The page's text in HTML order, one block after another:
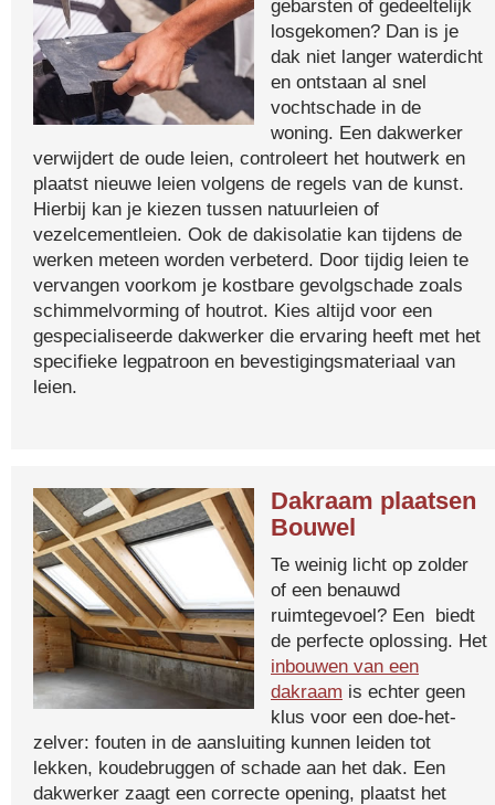
gebarsten of gedeeltelijk
losgekomen? Dan is je
dak niet langer waterdicht
en ontstaan al snel
vochtschade in de
woning. Een dakwerker
verwijdert de oude leien, controleert het houtwerk en
plaatst nieuwe leien volgens de regels van de kunst.
Hierbij kan je kiezen tussen natuurleien of
vezelcementleien. Ook de dakisolatie kan tijdens de
werken meteen worden verbeterd. Door tijdig leien te
vervangen voorkom je kostbare gevolgschade zoals
schimmelvorming of houtrot. Kies altijd voor een
gespecialiseerde dakwerker die ervaring heeft met het
specifieke legpatroon en bevestigingsmateriaal van
leien.
Dakraam plaatsen
Bouwel
Te weinig licht op zolder
of een benauwd
ruimtegevoel? Een biedt
de perfecte oplossing. Het
inbouwen van een
dakraam is echter geen
klus voor een doe-het-
zelver: fouten in de aansluiting kunnen leiden tot
lekken, koudebruggen of schade aan het dak. Een
dakwerker zaagt een correcte opening, plaatst het